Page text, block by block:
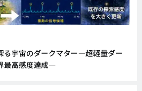
る宇宙のダークマター―超軽量ダー
最高感度達成―